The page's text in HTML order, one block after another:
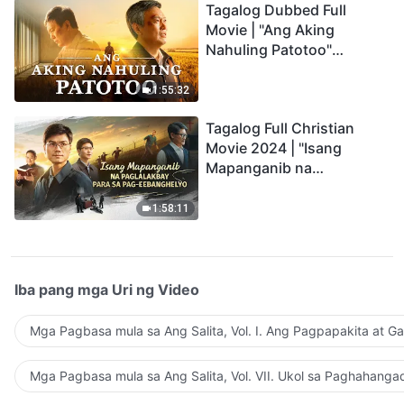
1:55:32
Tagalog Dubbed Full
Movie | "Ang Aking
Nahuling Patotoo"
1:58:11
Tagalog Full Christian
Movie 2024 | "Isang
Mapanganib na
Iba pang mga Uri ng Video
Mga Pagbasa mula sa Ang Salita, Vol. I. Ang Pagpapakita at
Mga Pagbasa mula sa Ang Salita, Vol. VII. Ukol sa